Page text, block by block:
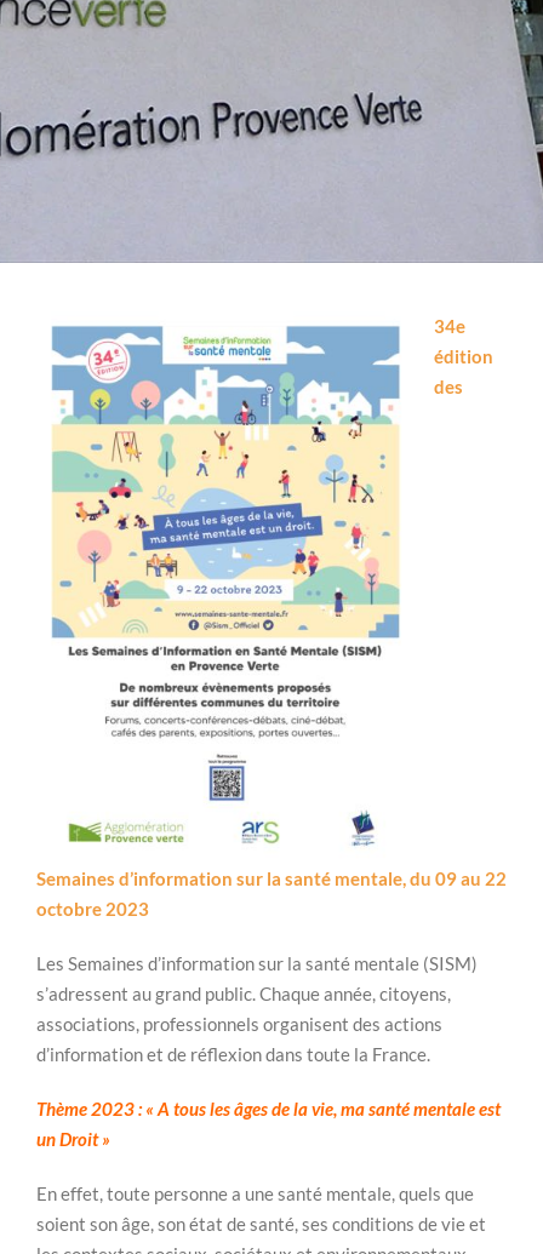
34e
édition
des
Semaines d’information sur la santé mentale, du 09 au 22
octobre 2023
Les Semaines d’information sur la santé mentale (SISM)
s’adressent au grand public. Chaque année, citoyens,
associations, professionnels organisent des actions
d’information et de réflexion dans toute la France.
Thème 2023 : « A tous les âges de la vie, ma santé mentale est
un Droit »
En effet, toute personne a une santé mentale, quels que
soient son âge, son état de santé, ses conditions de vie et